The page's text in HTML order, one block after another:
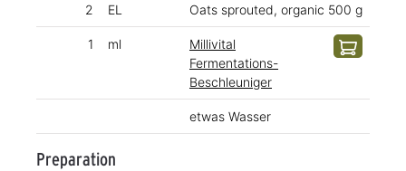
2 EL Oats sprouted, organic 500 g
1 ml
Millivital
Fermentations-
Beschleuniger
etwas Wasser
Preparation